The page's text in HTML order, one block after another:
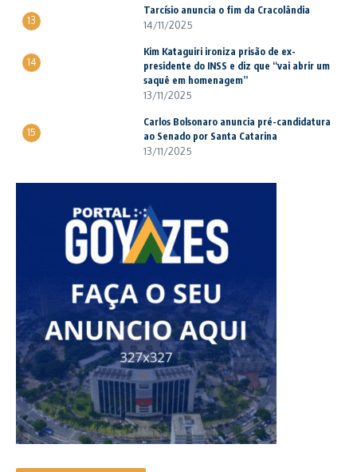
13
Tarcísio anuncia o fim da Cracolândia
14/11/2025
14
Kim Kataguiri ironiza prisão de ex-
presidente do INSS e diz que “vai abrir um
saquê em homenagem”
13/11/2025
15
Carlos Bolsonaro anuncia pré-candidatura
ao Senado por Santa Catarina
13/11/2025